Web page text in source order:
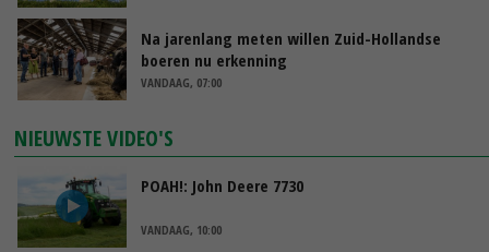
Na jarenlang meten willen Zuid-Hollandse
boeren nu erkenning
VANDAAG, 07:00
NIEUWSTE VIDEO'S
POAH!: John Deere 7730
VANDAAG, 10:00